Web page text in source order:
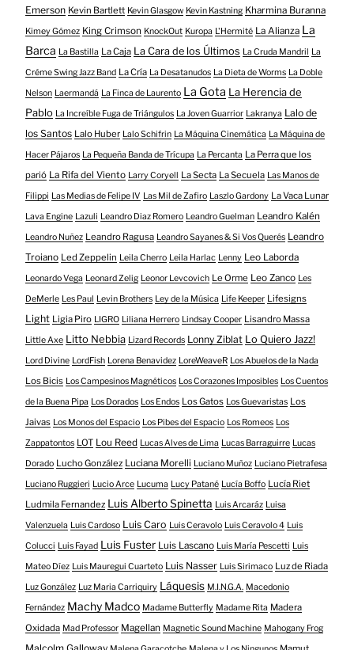
Emerson Kevin Bartlett Kevin Glasgow Kevin Kastning Kharmina Buranna
Kimey Gómez King Crimson KnockOut Kuropa L'Hermité La Alianza La
Barca La Bastilla La Caja La Cara de los Últimos La Cruda Mandril
La
Créme Swing Jazz Band La Cría La Desatanudos La Dieta de Worms La Doble
Nelson Laermandá La Finca de Laurento La Gota La Herencia de
Pablo La Increíble Fuga de Triángulos La Joven Guarrior Lakranya Lalo de
los Santos Lalo Huber Lalo Schifrin La Máquina Cinemática La Máquina de
Hacer Pájaros La Pequeña Banda de Trícupa La Percanta La Perra que los
parió La Rifa del Viento Larry Coryell La Secta La Secuela Las Manos de
Filippi Las Medias de Felipe IV Las Mil de Zafiro Laszlo Gardony La Vaca Lunar
Lava Engine Lazuli Leandro Diaz Romero Leandro Guelman Leandro Kalén
Leandro Nuñez Leandro Ragusa Leandro Sayanes & Si Vos Querés Leandro
Troiano Led Zeppelin Leila Cherro Leila Harlac Lenny Leo Laborda
Leonardo Vega Leonard Zelig Leonor Levcovich Le Orme Leo Zanco Les
DeMerle Les Paul Levin Brothers Ley de la Música Life Keeper Lifesigns
Light Ligia Piro LIGRO Liliana Herrero Lindsay Cooper Lisandro Massa
Little Axe Litto Nebbia Lizard Records Lonny Ziblat Lo Quiero Jazz!
Lord Divine LordFish Lorena Benavidez LoreWeaveR Los Abuelos de la Nada
Los Bicis Los Campesinos Magnéticos Los Corazones Imposibles Los Cuentos
de la Buena Pipa Los Dorados Los Endos Los Gatos Los Guevaristas Los
Jaivas Los Monos del Espacio Los Pibes del Espacio Los Romeos Los
Zappatontos LOT Lou Reed Lucas Alves de Lima Lucas Barraguirre Lucas
Dorado Lucho González Luciana Morelli Luciano Muñoz Luciano Pietrafesa
Luciano Ruggieri Lucio Arce Lucuma Lucy Patané Lucía Boffo Lucía Riet
Ludmila Fernandez Luis Alberto Spinetta Luis Arcaráz Luisa
Valenzuela Luis Cardoso Luis Caro Luis Ceravolo Luis Ceravolo 4 Luis
Colucci Luis Fayad Luis Fuster Luis Lascano Luis María Pescetti Luis
Mateo Díez Luis Mauregui Cuarteto Luis Nasser Luis Sirimaco Luz de Riada
Luz González Luz Maria Carriquiry Láquesis M.I.N.G.A. Macedonio
Fernández Machy Madco Madame Butterfly Madame Rita Madera
Oxidada Mad Professor Magellan Magnetic Sound Machine Mahogany Frog